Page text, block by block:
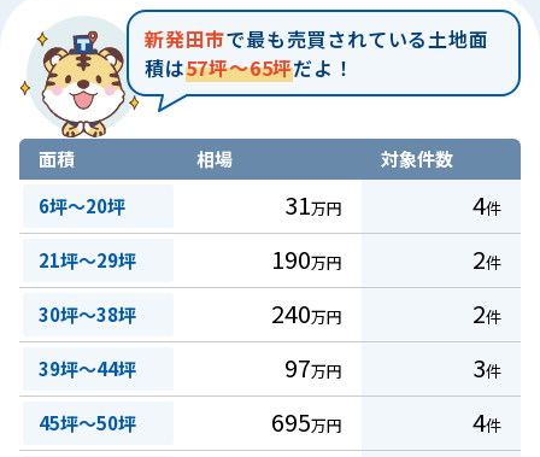
新発田市で最も売買されている土地面
積は57坪～65坪だよ！
面積 相場
対象件数
6坪～20坪
31万円 4件
21坪～29坪 190万円 2件
30坪～38坪 240万円 2件
39坪～44坪 97万円 3件
45坪～50坪 695万円 4件